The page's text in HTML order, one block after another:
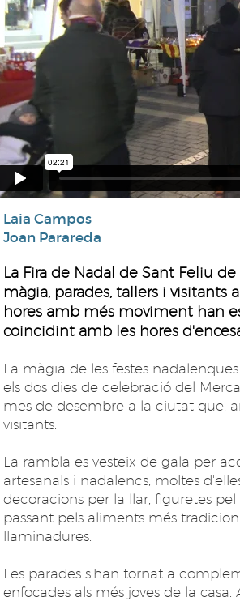
Laia Campos
Joan Parareda
La Fira de Nadal de Sant Feliu
màgia, parades, tallers i visitants
hores amb més moviment han
coincidint amb les hores
La màgia de les festes
els dos dies de celebració del
mes de desembre a la ciutat que,
visitants.
La rambla es vesteix de gala per
artesanals i nadalencs, moltes
decoracions per la llar, figuretes pel
passant pels aliments més
llaminadures.
Les parades s'han tornat a
enfocades als més joves de la